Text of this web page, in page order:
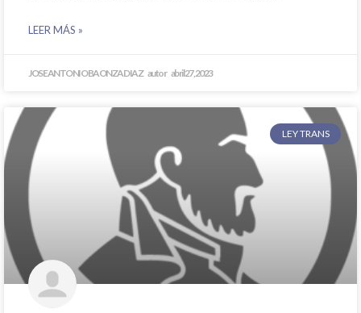
LEER MÁS »
JOSE ANTONIO BAONZA DIAZ abril 27, 2023
LEY TRANS